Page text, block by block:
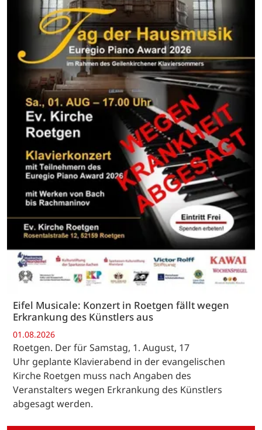
Eifel Musicale: Konzert in Roetgen fällt wegen
Erkrankung des Künstlers aus
01.08.2026
Roetgen. Der für Samstag, 1. August, 17
Uhr geplante Klavierabend in der evangelischen
Kirche Roetgen muss nach Angaben des
Veranstalters wegen Erkrankung des Künstlers
abgesagt werden.